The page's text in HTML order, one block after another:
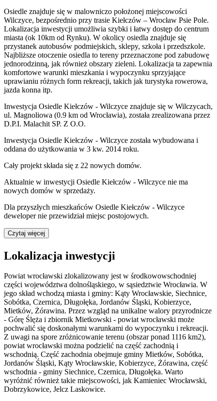
Osiedle znajduje się w malowniczo położonej miejscowości
Wilczyce, bezpośrednio przy trasie Kiełczów – Wrocław Psie Pole.
Lokalizacja inwestycji umożliwia szybki i łatwy dostęp do centrum
miasta (ok 10km od Rynku). W okolicy osiedla znajduje się
przystanek autobusów podmiejskich, sklepy, szkoła i przedszkole.
Najbliższe otoczenie osiedla to tereny przeznaczone pod zabudowę
jednorodzinną, jak również obszary zieleni. Lokalizacja ta zapewnia
komfortowe warunki mieszkania i wypoczynku sprzyjające
uprawianiu różnych form rekreacji, takich jak turystyka rowerowa,
jazda konna itp.
Inwestycja Osiedle Kiełczów - Wilczyce znajduje się w Wilczycach,
ul. Magnoliowa (0.9 km od Wrocławia), została zrealizowana przez
D.P.I. Malachit SP. Z O.O.
Inwestycja Osiedle Kiełczów - Wilczyce została wybudowana i
oddana do użytkowania w 3 kw. 2014 roku.
Cały projekt składa się z 22 nowych domów.
Aktualnie w inwestycji Osiedle Kiełczów - Wilczyce nie ma
nowych domów w sprzedaży.
Dla przyszłych mieszkańców Osiedle Kiełczów - Wilczyce
deweloper nie przewidział miejsc postojowych.
Czytaj więcej
Lokalizacja inwestycji
Powiat wrocławski zlokalizowany jest w środkowowschodniej
części województwa dolnośląskiego, w sąsiedztwie Wrocławia. W
jego skład wchodzą miasta i gminy: Kąty Wrocławskie, Siechnice,
Sobótka, Czernica, Długołęka, Jordanów Śląski, Kobierzyce,
Mietków, Żórawina. Przez wzgląd na unikalne walory przyrodnicze
- Górę Ślęża i zbiornik Mietkowski - powiat wrocławski może
pochwalić się doskonałymi warunkami do wypoczynku i rekreacji.
Z uwagi na spore zróżnicowanie terenu (obszar ponad 1116 km2),
powiat wrocławski można podzielić na część zachodnią i
wschodnią. Część zachodnia obejmuje gminy Mietków, Sobótka,
Jordanów Śląski, Kąty Wrocławskie, Kobierzyce, Żórawina, część
wschodnia - gminy Siechnice, Czernica, Długołęka. Warto
wyróżnić również takie miejscowości, jak Kamieniec Wrocławski,
Dobrzykowice, Jelcz Laskowice.